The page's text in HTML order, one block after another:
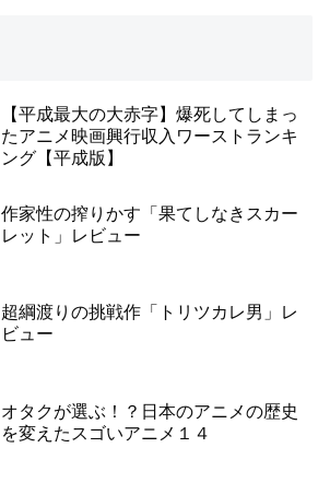
【平成最大の大赤字】爆死してしまっ
たアニメ映画興行収入ワーストランキ
ング【平成版】
作家性の搾りかす「果てしなきスカー
レット」レビュー
超綱渡りの挑戦作「トリツカレ男」レ
ビュー
オタクが選ぶ！？日本のアニメの歴史
を変えたスゴいアニメ１４